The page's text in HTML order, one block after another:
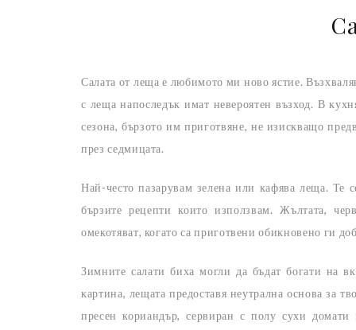
Салата от леща е любимото ми ново ястие.
с леща напоследък имат невероятен възход. В
сезона, бързото им приготвяне, не изискващо
през седмицата.
Най-често пазарувам зелена или кафява леща. Те
бързите рецепти които използвам. Жълтата,
омекотяват, когато са приготвени обикновено ги
Зимните салати биха могли да бъдат богати на
картина, лещата предоставя неутрална основа за
пресен кориандър, сервиран с полу сухи